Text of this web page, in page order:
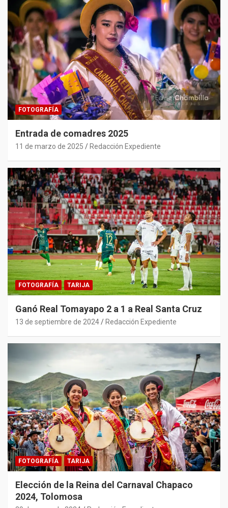
FOTOGRAFÍA
Entrada de comadres 2025
11 de marzo de 2025 Redacción Expediente
FOTOGRAFÍA TARIJA
Ganó Real Tomayapo 2 a 1 a Real Santa Cruz
13 de septiembre de 2024 Redacción Expediente
FOTOGRAFÍA TARIJA
Elección de la Reina del Carnaval Chapaco
2024, Tolomosa